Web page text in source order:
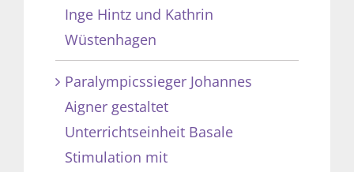
Inge Hintz und Kathrin
Wüstenhagen
Paralympicssieger Johannes
Aigner gestaltet
Unterrichtseinheit Basale
Stimulation mit